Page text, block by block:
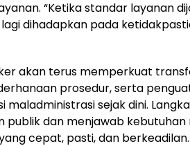
“Ketika standar layanan
dihadapkan pada
akan terus memperkuat
prosedur, serta
maladministrasi sejak dini.
publik dan menjawab
cepat, pasti, dan